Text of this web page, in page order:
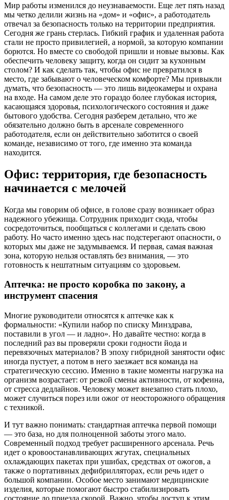
Мир работы изменился до неузнаваемости. Еще лет пять назад
мы четко делили жизнь на «дом» и «офис», а работодатель
отвечал за безопасность только на территории предприятия.
Сегодня же грань стерлась. Гибкий график и удаленная работа
стали не просто привилегией, а нормой, за которую компании
борются. Но вместе со свободой пришли и новые вызовы. Как
обеспечить человеку защиту, когда он сидит за кухонным
столом? И как сделать так, чтобы офис не превратился в
место, где забывают о человеческом комфорте? Мы привыкли
думать, что безопасность — это лишь видеокамеры и охрана
на входе. На самом деле это гораздо более глубокая история,
касающаяся здоровья, психологического состояния и даже
бытового удобства. Сегодня разберем детально, что же
обязательно должно быть в арсенале современного
работодателя, если он действительно заботится о своей
команде, независимо от того, где именно эта команда
находится.
Офис: территория, где безопасность
начинается с мелочей
Когда мы говорим об офисе, в голове сразу возникает образ
надежного убежища. Сотрудник приходит сюда, чтобы
сосредоточиться, пообщаться с коллегами и сделать свою
работу. Но часто именно здесь нас подстерегают опасности, о
которых мы даже не задумываемся. И первая, самая важная
зона, которую нельзя оставлять без внимания, — это
готовность к нештатным ситуациям со здоровьем.
Аптечка: не просто коробка по закону, а
инструмент спасения
Многие руководители относятся к аптечке как к
формальности: «Купили набор по списку Минздрава,
поставили в угол — и ладно». Но давайте честно: когда в
последний раз вы проверяли сроки годности йода и
перевязочных материалов? В эпоху гибридной занятости офис
иногда пустует, а потом в него заезжает вся команда на
стратегическую сессию. Именно в такие моменты нагрузка на
организм возрастает: от резкой смены активности, от кофеина,
от стресса дедлайнов. Человеку может внезапно стать плохо,
может случиться порез или ожог от неосторожного обращения
с техникой.
И тут важно понимать: стандартная аптечка первой помощи
— это база, но для полноценной заботы этого мало.
Современный подход требует расширенного арсенала. Речь
идет о кровоостанавливающих жгутах, специальных
охлаждающих пакетах при ушибах, средствах от ожогов, а
также о портативных дефибрилляторах, если речь идет о
большой компании. Особое место занимают медицинские
изделия, которые помогают быстро стабилизировать
состояние до приезда скорой. Важно, чтобы доступ к этим